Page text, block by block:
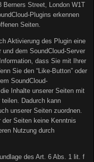
Berners Street, London W1T
Plugins erkennen
Seiten.
Aktivierung des Plugin eine
dem SoundCloud-Server
dass Sie mit Ihrer
Sie den “Like-Button” oder
SoundCloud-
Inhalte unserer Seiten mit
teilen. Dadurch kann
unserer Seiten zuordnen.
Seiten keine Kenntnis
Nutzung durch
des Art. 6 Abs. 1 lit. f